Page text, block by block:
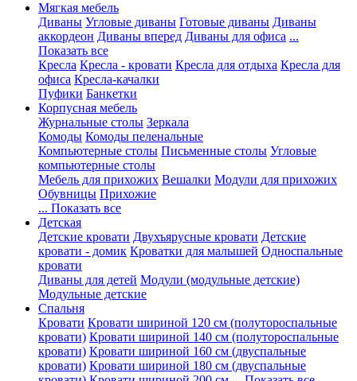
Мягкая мебель
Диваны Угловые диваны Готовые диваны Диваны
аккордеон Диваны вперед Диваны для офиса ...
Показать все
Кресла Кресла - кровати Кресла для отдыха Кресла для
офиса Кресла-качалки
Пуфики Банкетки
Корпусная мебель
Журнальные столы Зеркала
Комоды Комоды пеленальные
Компьютерные столы Письменные столы Угловые
компьютерные столы
Мебель для прихожих Вешалки Модули для прихожих
Обувницы Прихожие
... Показать все
Детская
Детские кровати Двухъярусные кровати Детские
кровати - домик Кроватки для малышей Односпальные
кровати
Диваны для детей Модули (модульные детские)
Модульные детские
Спальня
Кровати Кровати шириной 120 см (полутороспальные
кровати) Кровати шириной 140 см (полутороспальные
кровати) Кровати шириной 160 см (двуспальные
кровати) Кровати шириной 180 см (двуспальные